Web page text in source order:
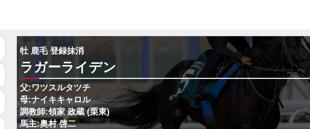
牡 鹿毛 登録抹消
ラガーライデン
父:ワツスルタツチ
母:ナイキキャロル
調教師:領家 政蔵 (栗東)
馬主:奥村 啓二